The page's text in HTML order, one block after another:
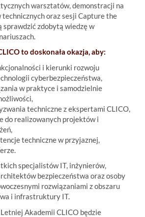
warsztatów, demonstracji na
oraz sesji Capture the
sprawdzić zdobytą wiedzę w
to doskonała okazja, aby:
i kierunki rozwoju
cyberbezpieczeństwa,
w praktyce i samodzielnie
techniczne z ekspertami CLICO,
do realizowanych projektów i
techniczne w przyjaznej,
specjalistów IT, inżynierów,
bezpieczeństwa oraz osoby
rozwiązaniami z obszaru
i infrastruktury IT.
Akademii CLICO będzie